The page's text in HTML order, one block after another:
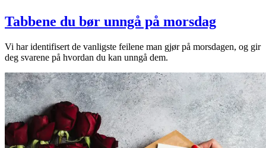
Tabbene du bør unngå på morsdag
Vi har identifisert de vanligste feilene man gjør på morsdagen, og gir
deg svarene på hvordan du kan unngå dem.